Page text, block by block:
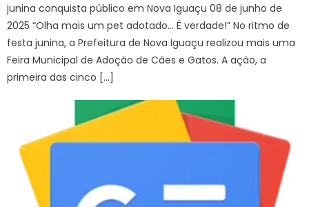
junina conquista público em Nova Iguaçu 08 de junho de
2025 “Olha mais um pet adotado… É verdade!” No ritmo de
festa junina, a Prefeitura de Nova Iguaçu realizou mais uma
Feira Municipal de Adoção de Cães e Gatos. A ação, a
primeira das cinco […]